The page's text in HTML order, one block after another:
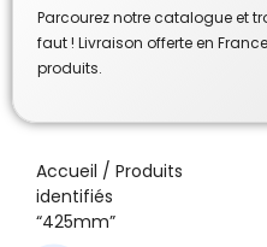
Parcourez notre catalogue et
faut ! Livraison offerte en
produits.
Accueil / Produits
identifiés
“425mm”